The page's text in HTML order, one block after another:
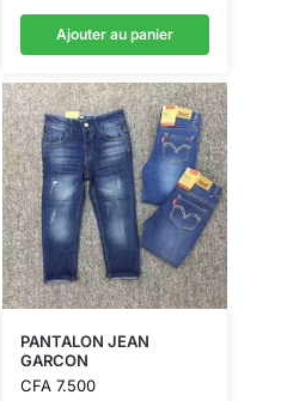
Ajouter au panier
PANTALON JEAN
GARCON
CFA7.500